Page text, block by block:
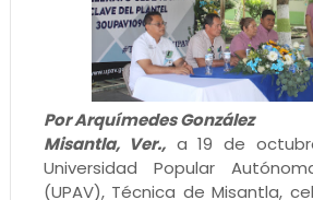
Por Arquímedes González
Misantla, Ver., a 19 de
Universidad Popular
(UPAV), Técnica de Misantla,